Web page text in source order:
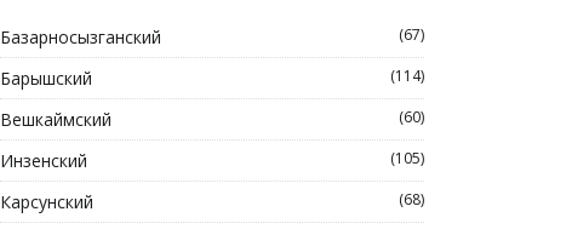
Базарносызганский (67)
Барышский (114)
Вешкаймский (60)
Инзенский (105)
Карсунский (68)